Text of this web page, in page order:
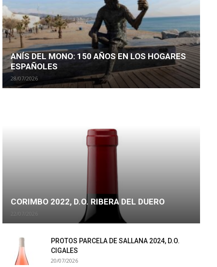
ANÍS DEL MONO: 150 AÑOS EN LOS HOGARES
ESPAÑOLES
28/07/2026
CORIMBO 2022, D.O. RIBERA DEL DUERO
22/07/2026
PROTOS PARCELA DE SALLANA 2024, D.O.
CIGALES
20/07/2026